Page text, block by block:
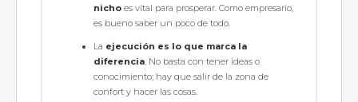
nicho es vital para prosperar. Como empresario,
es bueno saber un poco de todo.
La ejecución es lo que marca la
diferencia. No basta con tener ideas o
conocimiento; hay que salir de la zona de
confort y hacer las cosas.